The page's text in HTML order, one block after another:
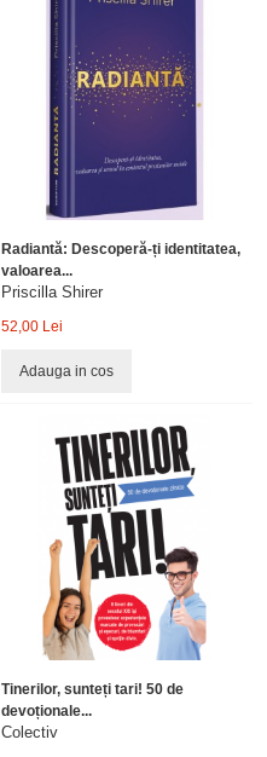
Radiantă: Descoperă-ți identitatea,
valoarea...
Priscilla Shirer
52,00 Lei
Adauga in cos
Tinerilor, sunteți tari! 50 de
devoționale...
Colectiv